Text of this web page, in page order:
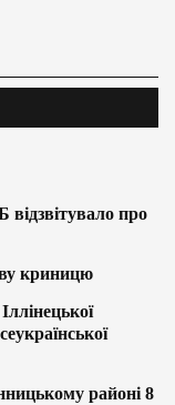
про
криницю
районі 8